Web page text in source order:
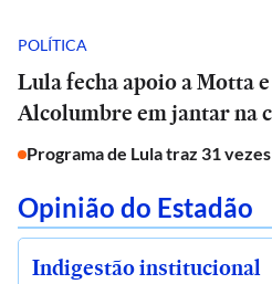
POLÍTICA
Lula fecha apoio a Motta
Alcolumbre em jantar na
Programa de Lula traz 31
Opinião do Estadão
Indigestão institucional